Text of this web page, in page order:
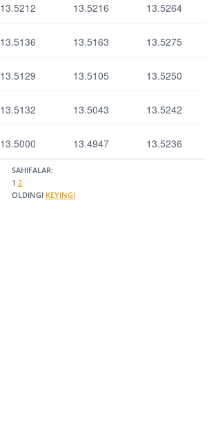
Выбрать все Отменить все
13.5212 13.5216 13.5264
13.5136 13.5163 13.5275
13.5129 13.5105 13.5250
13.5132 13.5043 13.5242
13.5000 13.4947 13.5236
SAHIFALAR:
1 2
OLDINGI KEYINGI